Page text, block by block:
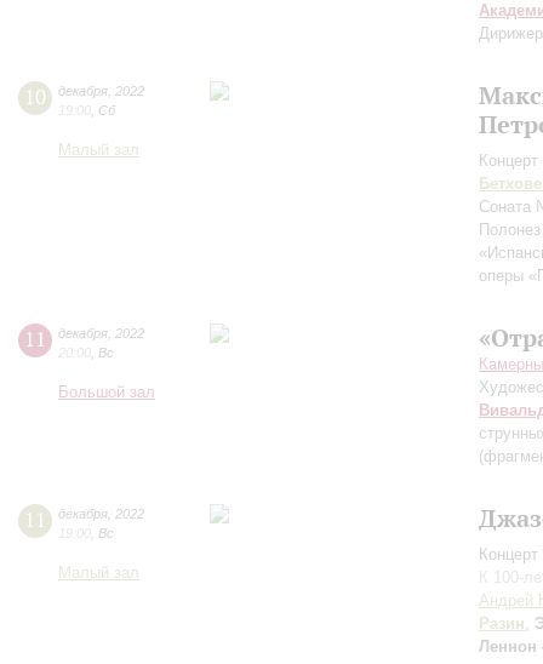
10 декабря 2022
19:00 Сб
Малый зал
Соната
оперы
11 декабря 2022
20:00 Вс
Большой зал
11 декабря 2022
19:00 Вс
Малый зал
К 100-
Андрей
Разин,
Леннон